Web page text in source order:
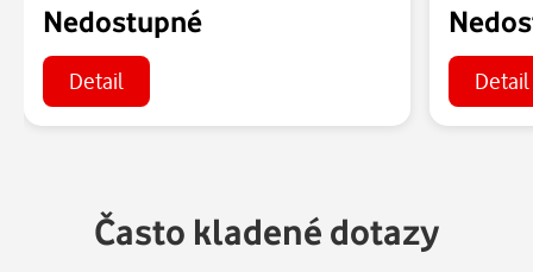
Nedostupné
Detail Detail
Často kladené dotazy